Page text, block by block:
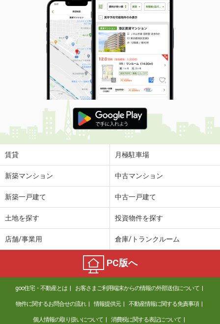
間取り
2DK
青森県八戸市東白山台２
価 格
6万円
住 所
青森県八戸市東白山台２
専有面積 26.08m²
間取り
1K
青森県弘前市大字八幡町３丁目
価 格
6.30万円
住 所
青森県弘前市大字八幡町３丁目
専有面積
青森県八戸市柏崎３丁目
青森県八戸市大字尻内町字沢ノ田
5.10万円
住 所
青森県八戸市大字尻内町字沢ノ田
専有面積 33.39m²
間取り
1LDK
青森県八戸市田向５丁目
賃貸 月極駐車場
新築マンション 中古マンション
新築一戸建て 中古一戸建て
土地を探す 投資物件を探す
店舗/事業用 倉庫/トランクルーム
PC版へ
goo住宅・不動産とは お客さまご利用端末からの情報の外部送信について
物件に関するお問合せの流れ 情報提供元 不動産情報に関する免責事項
個人情報の取り扱いについて 消費税に関する表記について